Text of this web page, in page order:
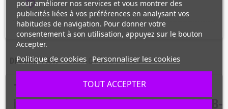
favorite_border
DESCRIPTION CARACTÉRISTIQUES
inox murale avec étagère basse, STTB-
pour améliorer nos services et vous montrer des
publicités liées à vos préférences en analysant vos
habitudes de navigation. Pour donner votre
consentement à son utilisation, appuyez sur le bouton
Accepter.
Politique de cookies Personnaliser les cookies
TOUT ACCEPTER